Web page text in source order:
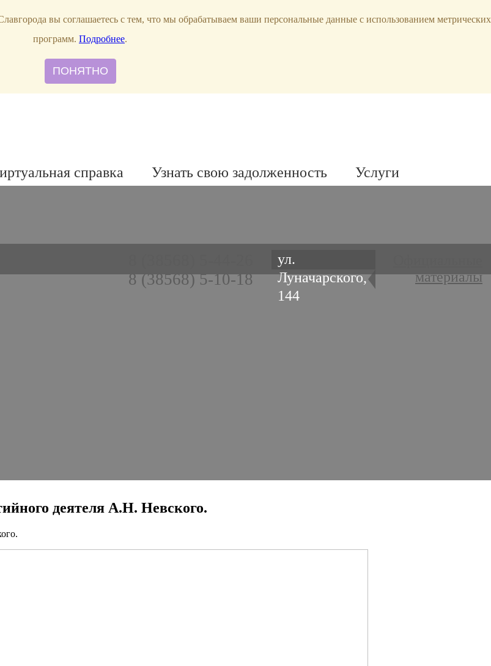
справка Узнать свою задолженность Услуги
материалы
ул.
Луначарского,
144
8 (38568) 5-10-18
деятеля А.Н. Невского.
вы соглашаетесь с тем, что мы обрабатываем ваши персональные данные с использованием метрических
программ. Подробнее.
ПОНЯТНО